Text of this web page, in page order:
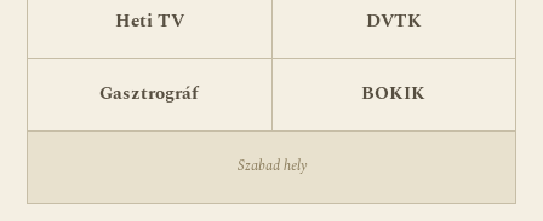
Heti TV DVTK
Gasztrográf BOKIK
Szabad hely